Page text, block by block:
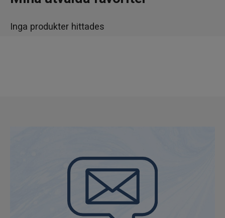
Hudvård
Inga produkter hittades